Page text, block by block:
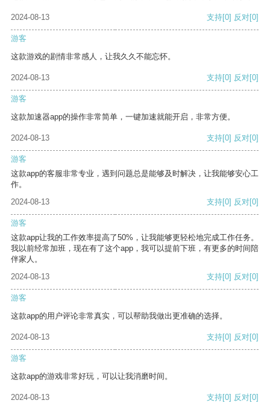
2024-08-13 支持[0] 反对[0]
游客
这款游戏的剧情非常感人，让我久久不能忘怀。
2024-08-13 支持[0] 反对[0]
游客
这款加速器app的操作非常简单，一键加速就能开启，非常方便。
2024-08-13 支持[0] 反对[0]
游客
这款app的客服非常专业，遇到问题总是能够及时解决，让我能够安心工
作。
2024-08-13
支持[0] 反对[0]
游客
这款app让我的工作效率提高了50%，让我能够更轻松地完成工作任务。
我以前经常加班，现在有了这个app，我可以提前下班，有更多的时间陪
伴家人。
2024-08-13
支持[0] 反对[0]
游客
这款app的用户评论非常真实，可以帮助我做出更准确的选择。
2024-08-13 支持[0] 反对[0]
游客
这款app的游戏非常好玩，可以让我消磨时间。
2024-08-13 支持[0] 反对[0]